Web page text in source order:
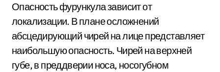
Опасность фурункула зависит от
локализации. В плане осложнений
абсцедирующий чирей на лице представляет
наибольшую опасность. Чирей на верхней
губе, в преддверии носа, носогубном